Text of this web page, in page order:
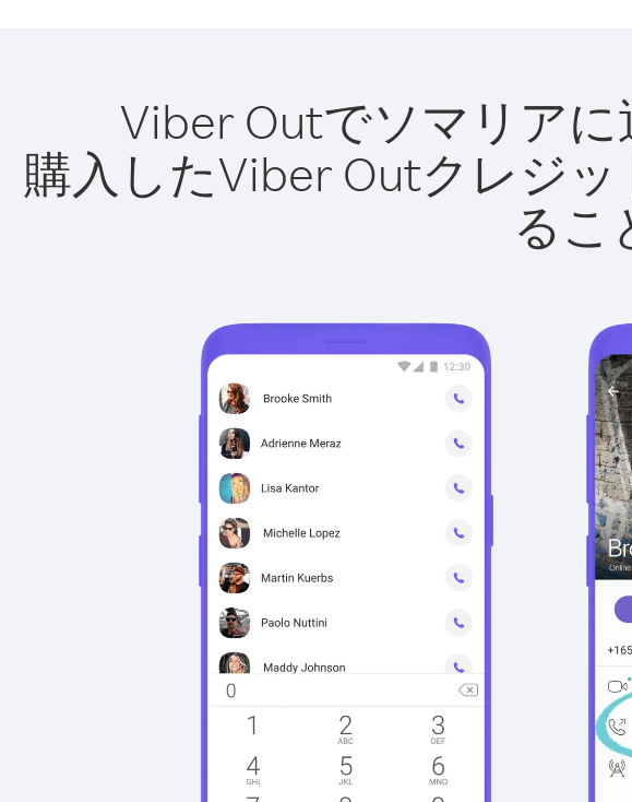
Viber Outでソマリアに
購入したViber Outクレジ
るこ